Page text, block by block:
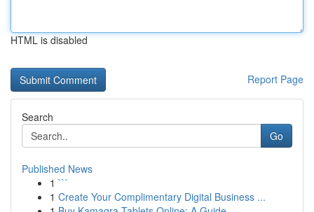
HTML is disabled
Report Page
Search
Go
Published News
1 ```
1 Create Your Complimentary Digital Business ...